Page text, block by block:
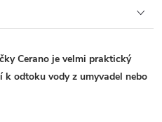
Cerano je velmi praktický
odtoku vody z umyvadel nebo